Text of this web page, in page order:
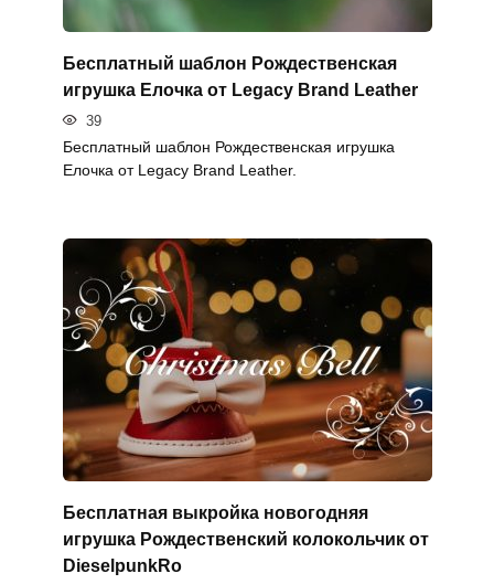
Бесплатный шаблон Рождественская
игрушка Елочка от Legacy Brand Leather
39
Бесплатный шаблон Рождественская игрушка
Елочка от Legacy Brand Leather.
Бесплатная выкройка новогодняя
игрушка Рождественский колокольчик от
DieselpunkRo